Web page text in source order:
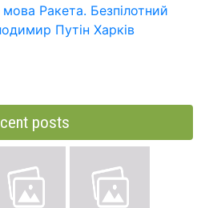
мова Ракета. Безпілотний
Путін Харків
posts